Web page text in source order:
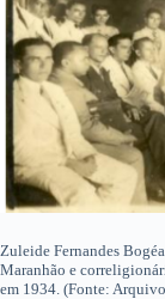
Zuleide Fernandes
Maranhão e
em 1934. (Fonte: